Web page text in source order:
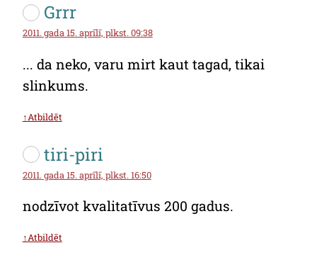
Grrr
2011. gada 15. aprīlī, plkst. 09:38
... da neko, varu mirt kaut tagad, tikai
slinkums.
↑Atbildēt
tiri-piri
2011. gada 15. aprīlī, plkst. 16:50
nodzīvot kvalitatīvus 200 gadus.
↑Atbildēt